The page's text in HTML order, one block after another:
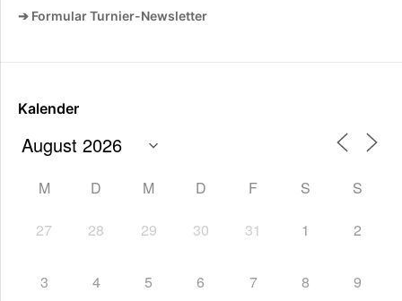
➔ Formular Turnier-Newsletter
Kalender
M D M D F S S
27 28 29 30 31 1 2
3 4 5 6 7 8 9